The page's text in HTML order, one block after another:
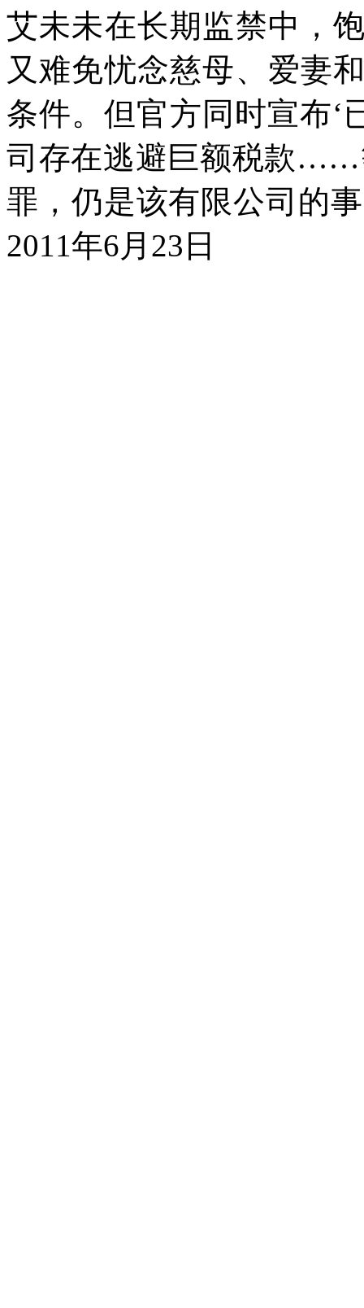
艾未未在长期监禁中，
又难免忧念慈母、爱妻
条件。但官方同时宣布‘
司存在逃避巨额税款……
罪，仍是该有限公司的
2011年6月 23 日